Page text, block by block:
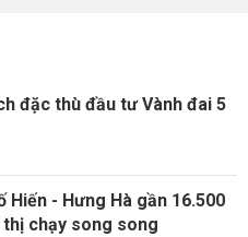
đặc thù đầu tư Vành đai 5
Hiến - Hưng Hà gần 16.500
chạy song song